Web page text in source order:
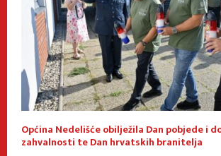
Općina Nedelišće obilježila Dan pobjede i
zahvalnosti te Dan hrvatskih branitelja